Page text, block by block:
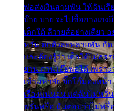
พ่อส่งเงินสามพัน ให้ฉันเ
บ๊าย บาย จะไปซื้อกางเกง
เด็กใต้ ลีวายส์อย่างเดียว
หวั่น ตกตัวละหลายพัน กัด
และต้องรู้ว่า เด็กใต้ไม่ธร
ยวน กวนโอ๊ยพอได้ เพรา
เข้ามหาลัย จิ๊กโก๊มองหน้
เรื่องแน่นอน แต่ฉันไม่หวั่
พรั่นพรือ มันตอบว่าไม่พรื่อ